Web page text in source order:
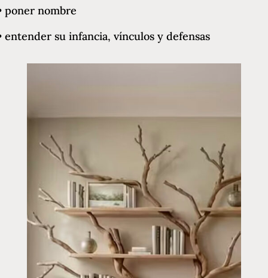
poner nombre
entender su infancia, vínculos y defensas